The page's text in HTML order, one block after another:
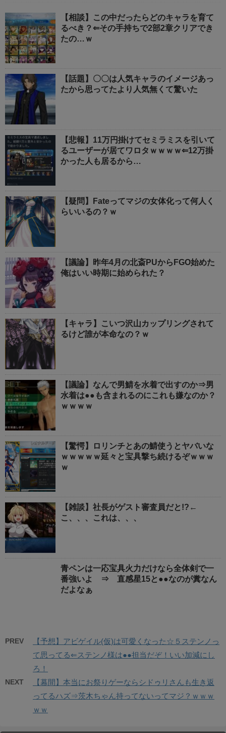
【相談】この中だったらどのキャラを育て
るべき？⇐その手持ちで2部2章クリアでき
たの…ｗ
【話題】〇〇は人気キャラのイメージあっ
たから思ってたより人気無くて驚いた
【悲報】11万円掛けてセミラミスを引いて
るユーザーが居てワロタｗｗｗｗ⇐12万掛
かった人も居るから…
【疑問】Fateってマジの女体化って何人く
らいいるの？ｗ
【議論】昨年4月の北斎PUからFGO始めた
俺はいい時期に始められた？
【キャラ】こいつ沢山カップリングされて
るけど誰が本命なの？ｗ
【議論】なんで男鯖を水着で出すのか⇒男
水着は●●も含まれるのにこれも嫌なのか？
ｗｗｗｗ
【驚愕】ロリンチとあの鯖使うとヤバいな
ｗｗｗｗｗ延々と宝具撃ち続けるぞｗｗｗ
ｗ
【雑談】社長がゲスト審査員だと!?←
こ、、、これは、、、
青ペンは一応宝具火力だけなら全体剣で一
番強いよ ⇒ 直感星15と●●なのが糞なん
だよなぁ
PREV
【予想】アビゲイル(仮)は可愛くなった☆５ステンノっ
て思ってる⇐ステンノ様は●●担当だぞ！いい加減にし
ろ！
NEXT
【幕間】本当にお祭りゲーならシドゥリさんも生き返
ってるハズ⇒茨木ちゃん持ってないってマジ？ｗｗｗ
ｗｗ